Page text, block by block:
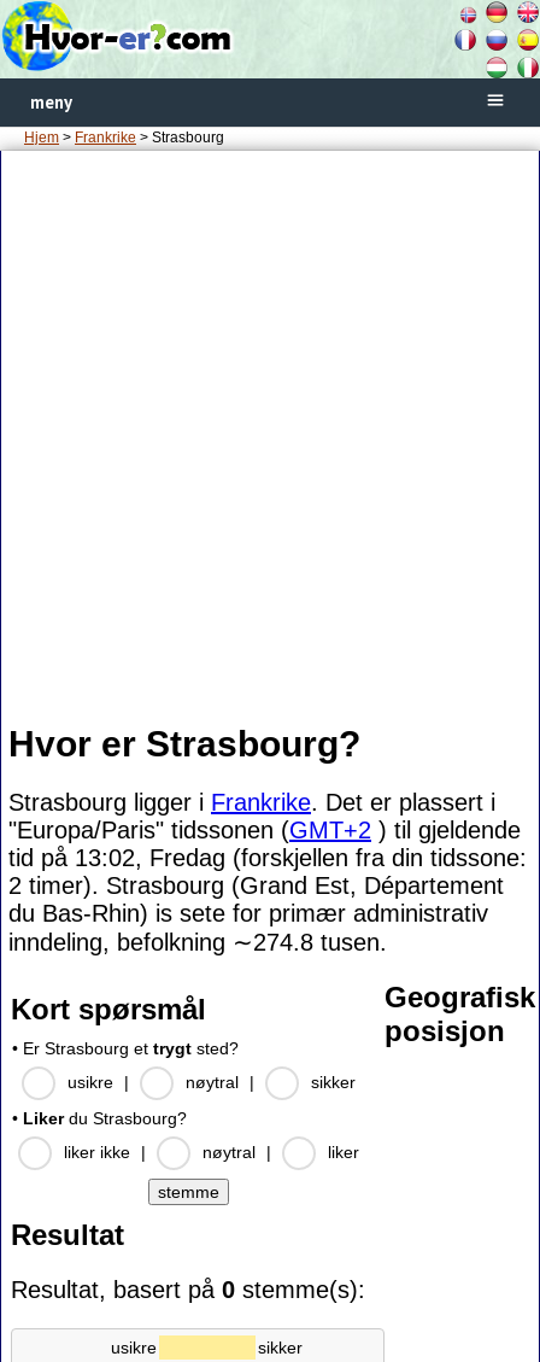
meny
Hjem > Frankrike > Strasbourg
Hvor er Strasbourg?
Strasbourg ligger i Frankrike. Det er plassert i
"Europa/Paris" tidssonen (GMT+2 ) til gjeldende
tid på 13:02, Fredag (forskjellen fra din tidssone:
2 timer). Strasbourg (Grand Est, Département
du Bas-Rhin) is sete for primær administrativ
inndeling, befolkning ∼274.8 tusen.
Kort spørsmål
• Er Strasbourg et trygt sted?
usikre
| nøytral |
sikker
• Likerdu Strasbourg?
liker ikke
| nøytral | liker
Resultat
Resultat, basert på 0 stemme(s):
usikre
sikker
Geografisk
posisjon